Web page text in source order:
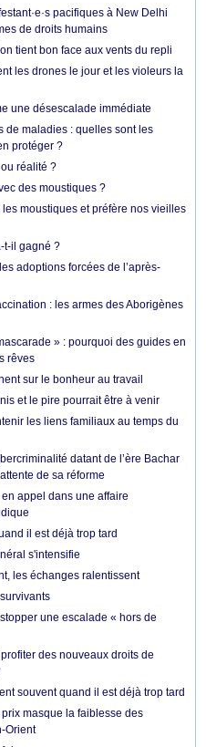
pacifiques à New Delhi
de droits humains
tient bon face aux vents du repli
les drones le jour et les violeurs la
une désescalade immédiate
de maladies : quelles sont les
protéger ?
réalité ?
des moustiques ?
moustiques et préfère nos vieilles
t-il gagné ?
adoptions forcées de l’après-
: les armes des Aborigènes
» : pourquoi des guides en
rêves
sur le bonheur au travail
et le pire pourrait être à venir
les liens familiaux au temps du
datant de l’ère Bachar
de sa réforme
appel dans une affaire
il est déjà trop tard
s'intensifie
les échanges ralentissent
une escalade « hors de
des nouveaux droits de
souvent quand il est déjà trop tard
masque la faiblesse des
Orient